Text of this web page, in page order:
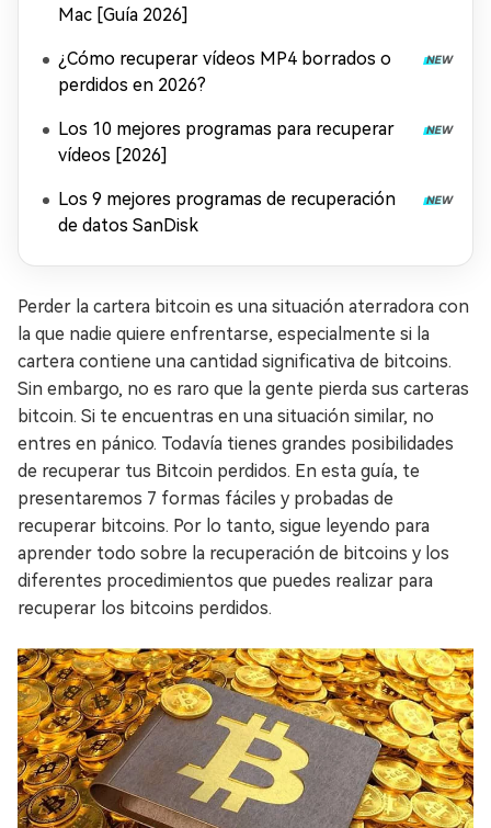
Mac [Guía 2026]
¿Cómo recuperar vídeos MP4 borrados o
perdidos en 2026?
Los 10 mejores programas para recuperar
vídeos [2026]
Los 9 mejores programas de recuperación
de datos SanDisk
Perder la cartera bitcoin es una situación aterradora con
la que nadie quiere enfrentarse, especialmente si la
cartera contiene una cantidad significativa de bitcoins.
Sin embargo, no es raro que la gente pierda sus carteras
bitcoin. Si te encuentras en una situación similar, no
entres en pánico. Todavía tienes grandes posibilidades
de recuperar tus Bitcoin perdidos. En esta guía, te
presentaremos 7 formas fáciles y probadas de
recuperar bitcoins. Por lo tanto, sigue leyendo para
aprender todo sobre la recuperación de bitcoins y los
diferentes procedimientos que puedes realizar para
recuperar los bitcoins perdidos.